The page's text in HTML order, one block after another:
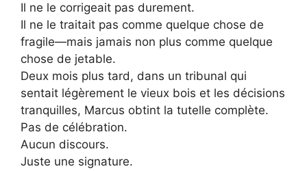
Il ne le corrigeait pas durement.
Il ne le traitait pas comme quelque chose de
fragile—mais jamais non plus comme quelque
chose de jetable.
Deux mois plus tard, dans un tribunal qui
sentait légèrement le vieux bois et les décisions
tranquilles, Marcus obtint la tutelle complète.
Pas de célébration.
Aucun discours.
Juste une signature.